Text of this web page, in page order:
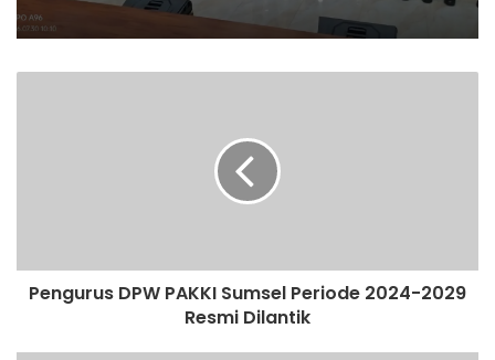
Pengurus DPW PAKKI Sumsel Periode 2024-2029
Resmi Dilantik